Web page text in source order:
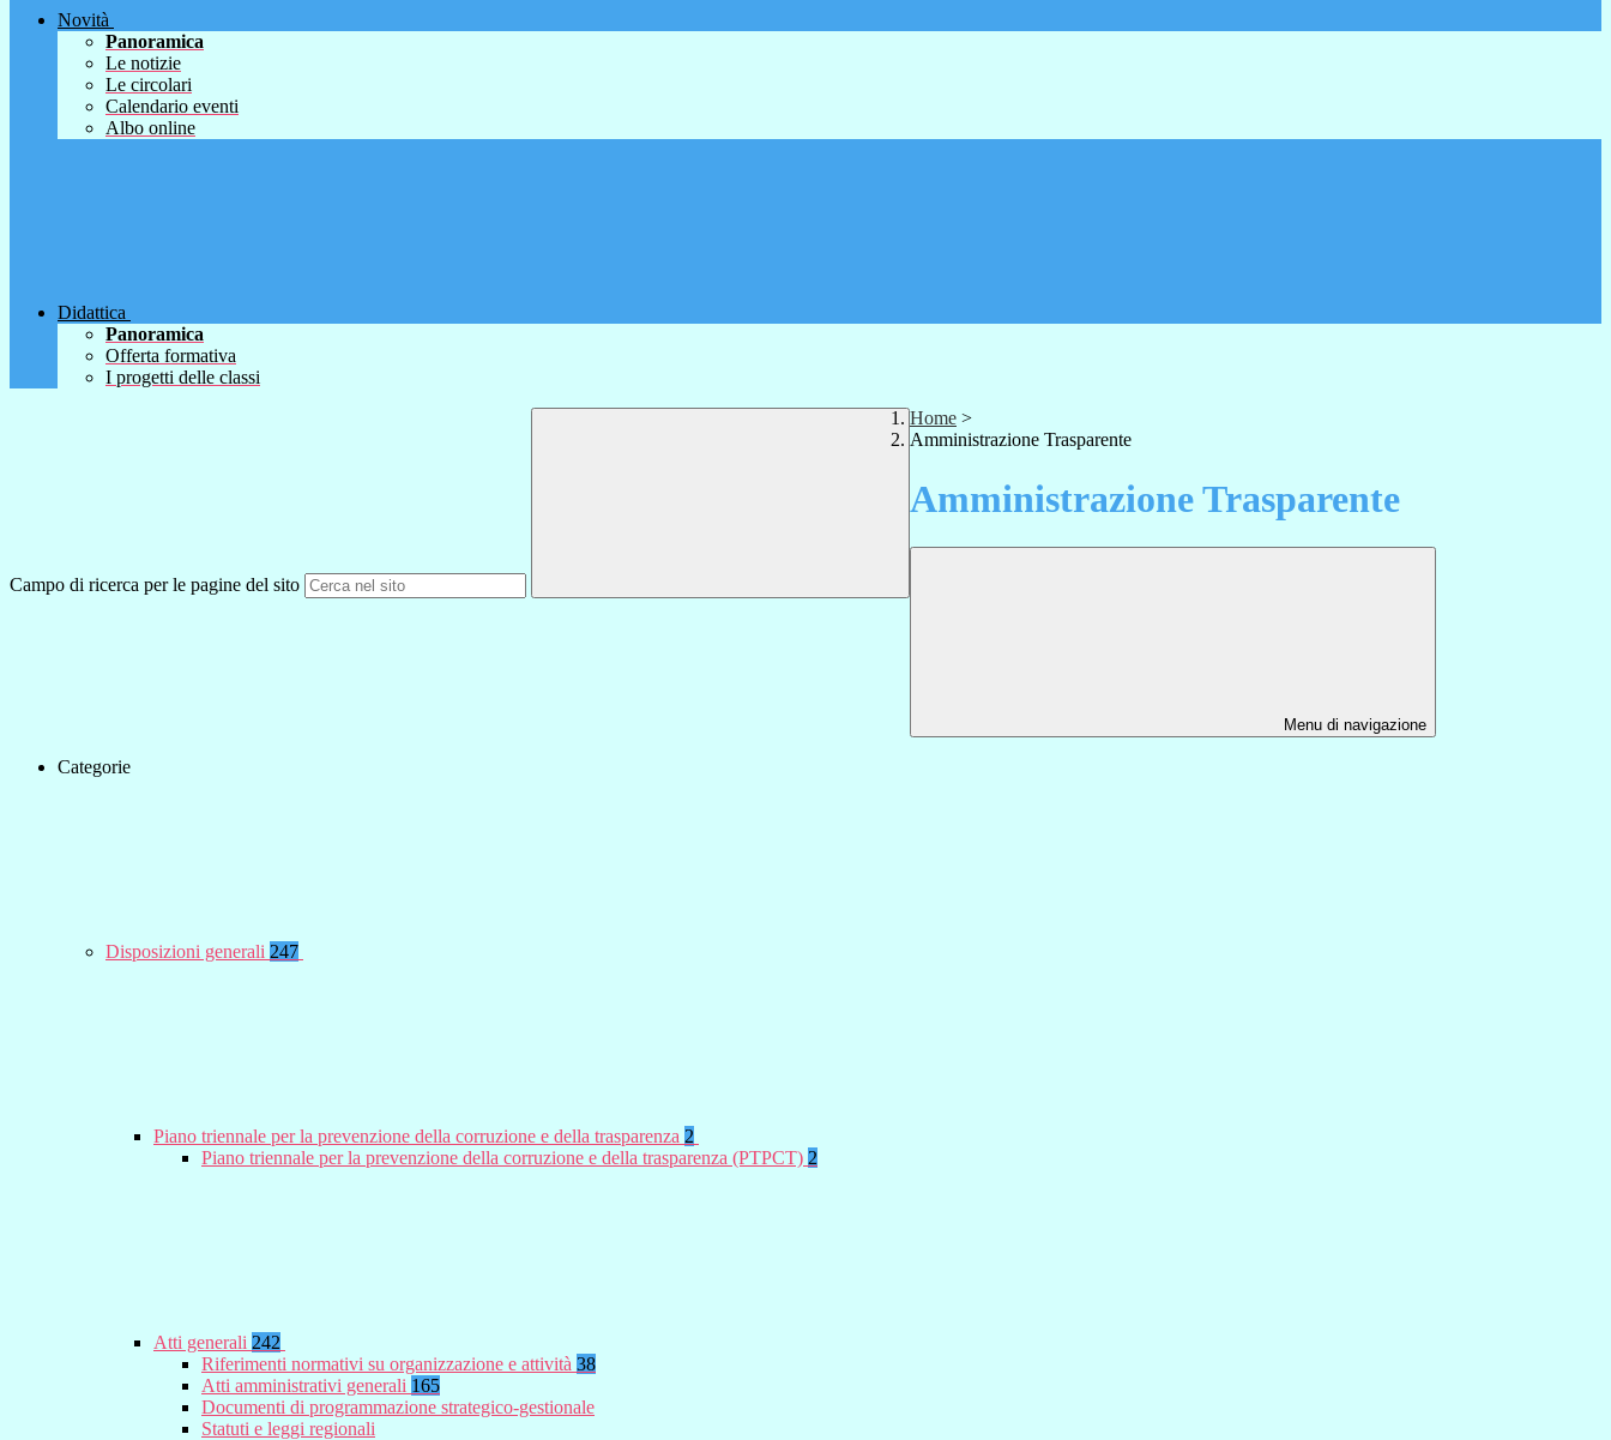
Novità
Panoramica
Le notizie
Le circolari
Calendario eventi
Albo online
Didattica
Panoramica
Offerta formativa
I progetti delle classi
Campo di ricerca per le pagine del sito
Home >
Amministrazione Trasparente
Amministrazione Trasparente
Menu di navigazione
Categorie
Disposizioni generali 247
Piano triennale per la prevenzione della corruzione e della trasparenza 2
Piano triennale per la prevenzione della corruzione e della trasparenza (PTPCT) 2
Atti generali 242
Riferimenti normativi su organizzazione e attività 38
Atti amministrativi generali 165
Documenti di programmazione strategico-gestionale
Statuti e leggi regionali